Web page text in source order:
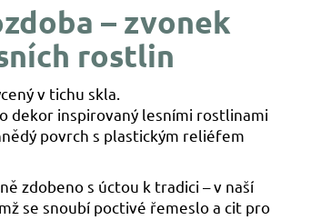
– zvonek
rostlin
v tichu skla.
dekor inspirovaný lesními rostlinami
povrch s plastickým reliéfem
zdobeno s úctou k tradici – v naší
se snoubí poctivé řemeslo a cit pro
KOULE